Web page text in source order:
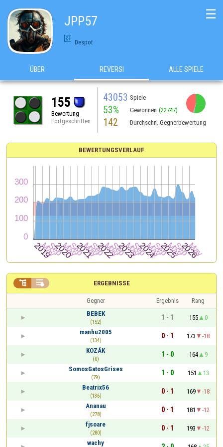
JPP57
Despot
☰
ÜBER REVERSI ALLE SPIELE
155
Bewertung
Fortgeschritten
43053 Spiele
53% Gewonnen (22747)
142 Durchschn. Gegnerbewertung
BEWERTUNGSVERLAUF
ERGEBNISSE
 
Gegner Ergebnis
Rang
BEBEK
(152)
1 - 1 155
0
manhu2005
(134)
0 - 1 173
-18
KOZÁK
(0)
1 - 0 164
9
SomosGatosGrises
(79)
1 - 0 151
13
Beatrix56
(136)
0 - 1 169
-18
Ananau
(278)
0 - 1 181
-12
fjsoare
(280)
0 - 1 193
-12
wachy